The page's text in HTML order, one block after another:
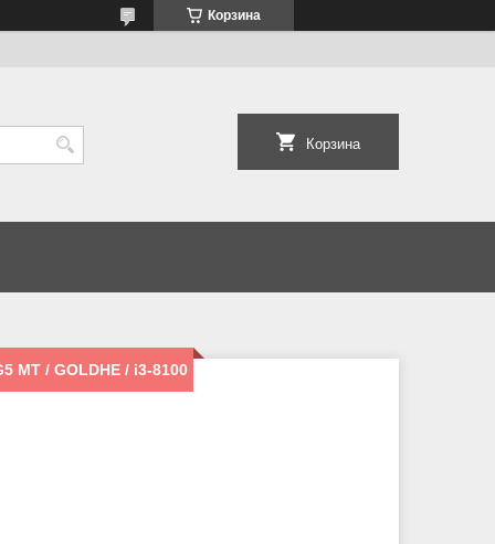
Корзина
Корзина
MT / GOLDHE / i3-8100